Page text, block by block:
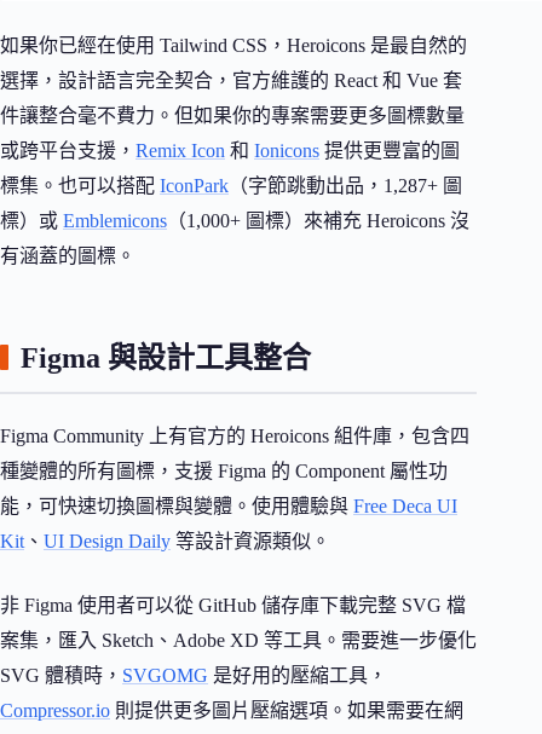
如果你已經在使用 Tailwind CSS，Heroicons 是最自然的
選擇，設計語言完全契合，官方維護的 React 和 Vue 套
件讓整合毫不費力。但如果你的專案需要更多圖標數量
或跨平台支援， Remix Icon 和 Ionicons 提供更豐富的圖
標集。也可以搭配 IconPark （字節跳動出品，1,287+ 圖
標）或 Emblemicons （1,000+ 圖標）來補充 Heroicons 沒
有涵蓋的圖標。
Figma 與設計工具整合
Figma Community 上有官方的 Heroicons 組件庫，包含四
種變體的所有圖標，支援 Figma 的 Component 屬性功
能，可快速切換圖標與變體。使用體驗與 Free Deca UI
Kit 、 UI Design Daily 等設計資源類似。
非 Figma 使用者可以從 GitHub 儲存庫下載完整 SVG 檔
案集，匯入 Sketch、Adobe XD 等工具。需要進一步優化
SVG 體積時， SVGOMG 是好用的壓縮工具，
Compressor.io 則提供更多圖片壓縮選項。如果需要在網